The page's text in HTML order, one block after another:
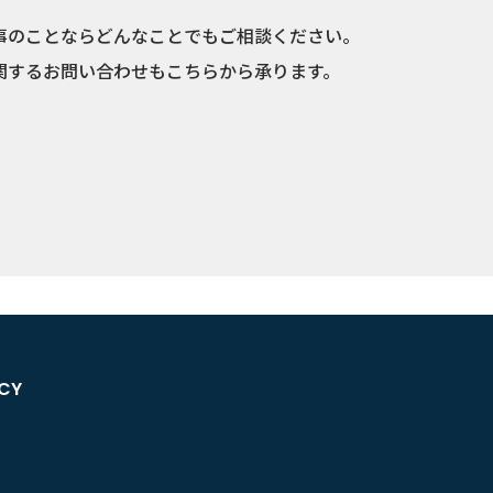
ことならどんなことでもご相談ください。
るお問い合わせもこちらから承ります。